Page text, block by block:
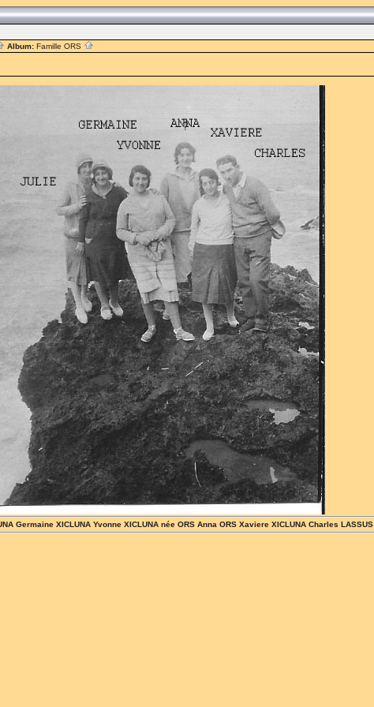
Album: Famille ORS
Germaine XICLUNA Yvonne XICLUNA née ORS Anna ORS Xaviere XICLUNA Charles LASSUS